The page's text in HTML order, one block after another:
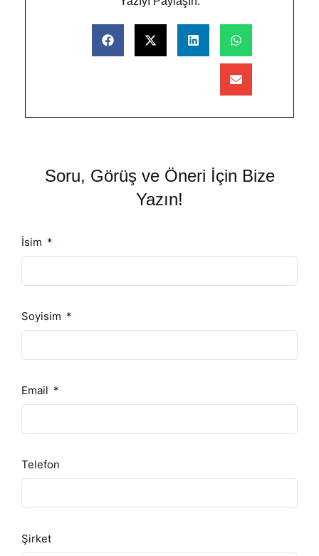
Soru, Görüş ve Öneri İçin Bize
Yazın!
İsim
Soyisim
Email
Telefon
Şirket